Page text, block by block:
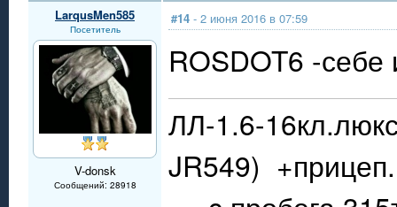
LarqusMen585
Посетитель
V-donsk
Сообщений: 28918
#14 - 2 июня 2016 в 07:59
ROSDOT6 -
ЛЛ-1.6-
JR549) +прицеп.